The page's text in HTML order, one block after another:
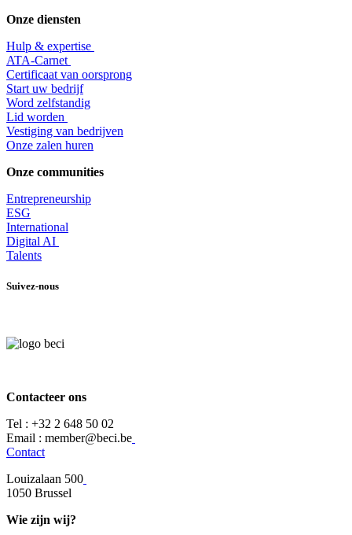
Onze diensten
Hulp & expertise
​ATA-Carnet
Certificaat van oorsprong
Start uw bedrijf
Word zelfstandig
Lid worden
​Vestiging van bedrijven
Onze zalen huren
Onze communities
Entrepreneurship
ESG
International
Digital AI
Talents
Suivez-nous
Contacteer ons
Tel : +32 2 648 50 02​
​​Email : member@beci.be
Contact
Louizalaan 500
​1050 Brussel
Wie zijn wij?